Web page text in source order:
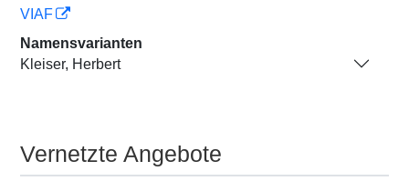
VIAF
Namensvarianten
Kleiser, Herbert
Vernetzte Angebote